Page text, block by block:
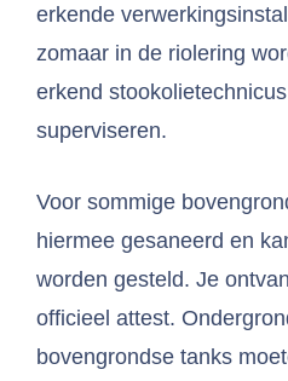
erkende
zomaar in de riolering
erkend
superviseren.
Voor sommige
hiermee gesaneerd en
worden gesteld. Je
officieel attest.
bovengrondse tanks